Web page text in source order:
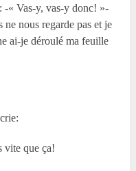
-« Vas-y, vas-y donc! »-
nous regarde pas et je
ai-je déroulé ma feuille
vite que ça!